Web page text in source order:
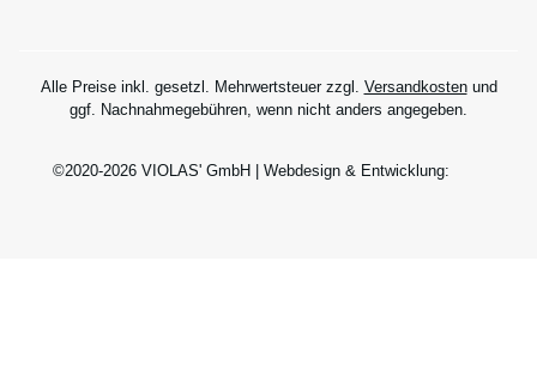
Alle Preise inkl. gesetzl. Mehrwertsteuer zzgl. Versandkostenund
ggf. Nachnahmegebühren, wenn nicht anders angegeben.
©2020-2026 VIOLAS' GmbH | Webdesign & Entwicklung: